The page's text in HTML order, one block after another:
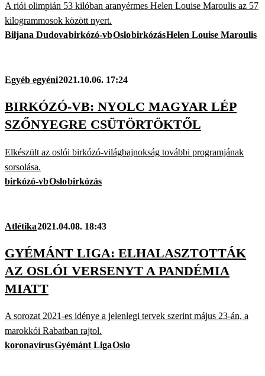
A riói olimpián 53 kilóban aranyérmes Helen Louise Maroulis az 57
kilogrammosok között nyert.
Biljana Dudovabirkózó-vbOslobirkózásHelen Louise Maroulis
Egyéb egyéni2021.10.06. 17:24
BIRKÓZÓ-VB: NYOLC MAGYAR LÉP
SZŐNYEGRE CSÜTÖRTÖKTŐL
Elkészült az oslói birkózó-világbajnokság további programjának
sorsolása.
birkózó-vbOslobirkózás
Atlétika2021.04.08. 18:43
GYÉMÁNT LIGA: ELHALASZTOTTÁK
AZ OSLÓI VERSENYT A PANDÉMIA
MIATT
A sorozat 2021-es idénye a jelenlegi tervek szerint május 23-án, a
marokkói Rabatban rajtol.
koronavírusGyémánt LigaOslo